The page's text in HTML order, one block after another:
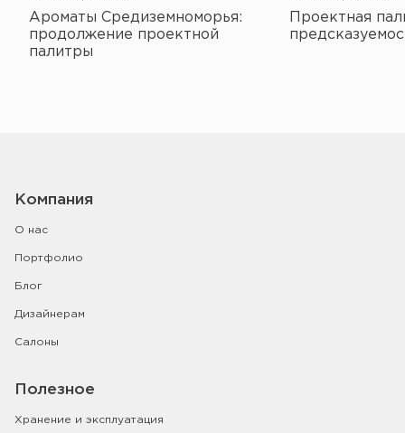
Ароматы Средиземноморья:
продолжение проектной
палитры
Проектная
Компания
О нас
Портфолио
Блог
Дизайнерам
Салоны
Полезное
Хранение и эксплуатация